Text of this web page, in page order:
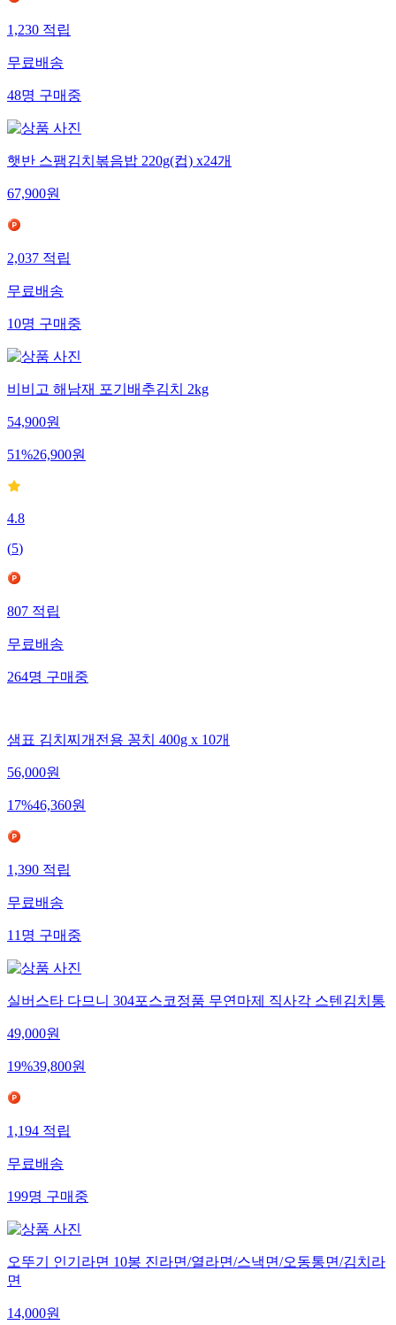
1,230 적립
무료배송
48명 구매중
햇반 스팸김치볶음밥 220g(컵) x24개
67,900원
2,037 적립
무료배송
10명 구매중
비비고 해남재 포기배추김치 2kg
54,900원
51%26,900원
4.8
(5)
807 적립
무료배송
264명 구매중
샘표 김치찌개전용 꽁치 400g x 10개
56,000원
17%46,360원
1,390적립
무료배송
11명구매중
실버스타 다므니 304포스코정품 무연마제 직사각 스텐김치통
49,000원
19%39,800원
1,194적립
무료배송
199명구매중
오뚜기 인기라면 10봉 진라면/열라면/스낵면/오동통면/김치라
면
14,000원